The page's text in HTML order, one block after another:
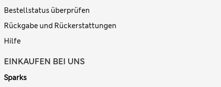
Bestellstatus überprüfen
Rückgabe und Rückerstattungen
Hilfe
EINKAUFEN BEI UNS
Sparks